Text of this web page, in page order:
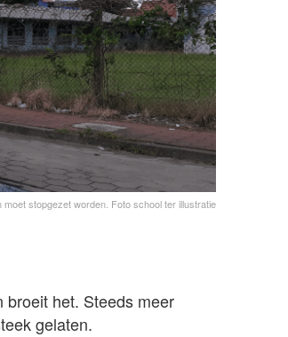
stopgezet worden. Foto school ter illustratie
broeit het. Steeds meer
gelaten.